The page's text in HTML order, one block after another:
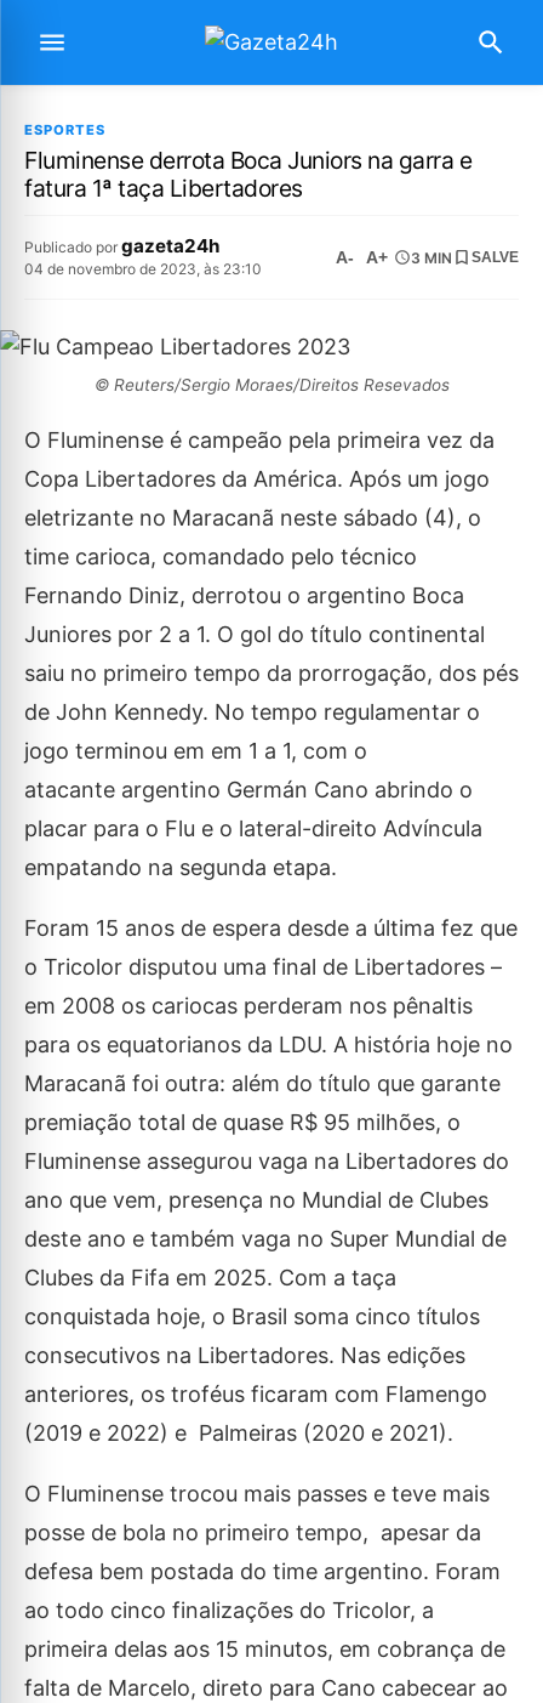
ESPORTES
Fluminense derrota Boca Juniors na garra e
fatura 1ª taça Libertadores
Publicado por gazeta24h
04 de novembro de 2023, às 23:10
A- A+ 3 MIN SALVE
© Reuters/Sergio Moraes/Direitos Resevados
O Fluminense é campeão pela primeira vez da
Copa Libertadores da América. Após um jogo
eletrizante no Maracanã neste sábado (4), o
time carioca, comandado pelo técnico
Fernando Diniz, derrotou o argentino Boca
Juniores por 2 a 1. O gol do título continental
saiu no primeiro tempo da prorrogação, dos pés
de John Kennedy. No tempo regulamentar o
jogo terminou em em 1 a 1, com o
atacante argentino Germán Cano abrindo o
placar para o Flu e o lateral-direito Advíncula
empatando na segunda etapa.
Foram 15 anos de espera desde a última fez que
o Tricolor disputou uma final de Libertadores –
em 2008 os cariocas perderam nos pênaltis
para os equatorianos da LDU. A história hoje no
Maracanã foi outra: além do título que garante
premiação total de quase R$ 95 milhões, o
Fluminense assegurou vaga na Libertadores do
ano que vem, presença no Mundial de Clubes
deste ano e também vaga no Super Mundial de
Clubes da Fifa em 2025. Com a taça
conquistada hoje, o Brasil soma cinco títulos
consecutivos na Libertadores. Nas edições
anteriores, os troféus ficaram com Flamengo
(2019 e 2022) e Palmeiras (2020 e 2021).
O Fluminense trocou mais passes e teve mais
posse de bola no primeiro tempo, apesar da
defesa bem postada do time argentino. Foram
ao todo cinco finalizações do Tricolor, a
primeira delas aos 15 minutos, em cobrança de
falta de Marcelo, direto para Cano cabecear ao